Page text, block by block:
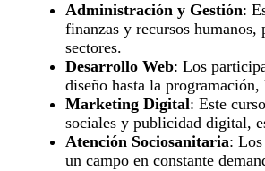
Administración y Gestión:
finanzas y recursos humanos,
sectores.
Desarrollo Web: Los
diseño hasta la
Marketing Digital: Este
sociales y publicidad digital,
Atención Sociosanitaria: Los
un campo en constante